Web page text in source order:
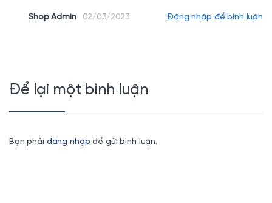
Shop Admin 02/03/2023 Đăng nhập để bình luận
Để lại một bình luận
Bạn phải đăng nhập để gửi bình luận.